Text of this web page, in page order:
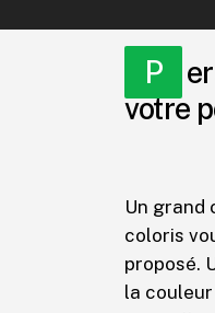
Personnalisez
votre
Un grand
coloris
proposé.
la couleur